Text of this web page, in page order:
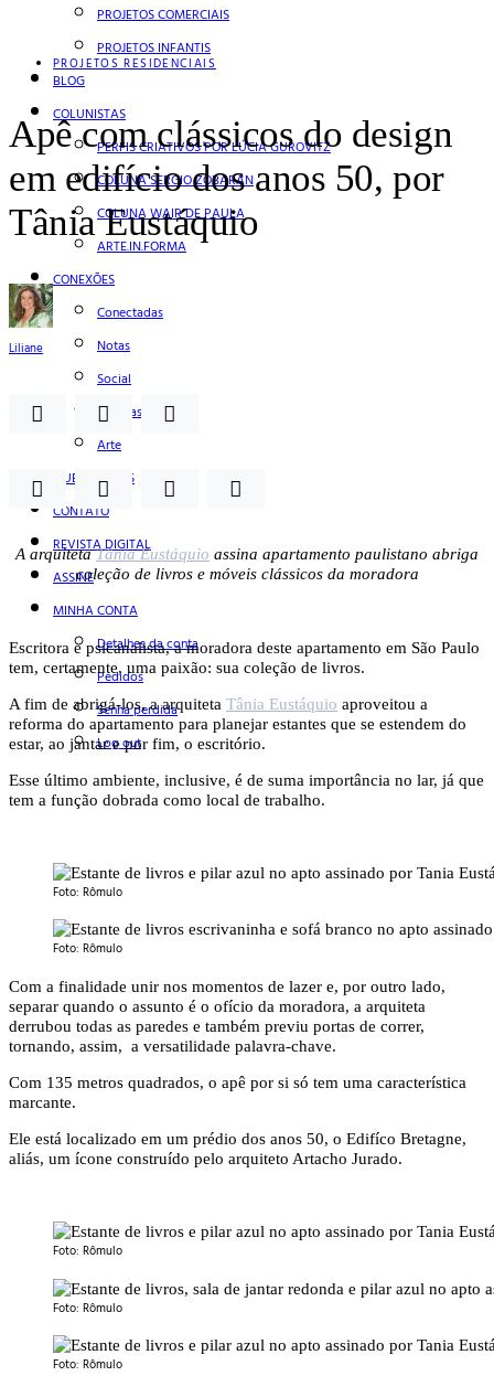
PROJETOS COMERCIAIS
PROJETOS INFANTIS
BLOG
COLUNISTAS
PERFIS CRIATIVOS POR LÚCIA GUROVITZ
COLUNA SERGIO ZOBARAN
COLUNA WAIR DE PAULA
ARTE.IN.FORMA
CONEXÕES
Conectadas
Notas
Social
Mostras
Arte
QUEM SOMOS
CONTATO
REVISTA DIGITAL
ASSINE
MINHA CONTA
Detalhes da conta
Pedidos
Senha perdida
Log out
PROJETOS RESIDENCIAIS
Apê com clássicos do design
em edifício dos anos 50, por
Tânia Eustáquio
Liliane
A arquitetaTânia Eustáquio assina apartamento paulistano abriga
coleção de livros e móveis clássicos da moradora
Escritora e psicanalista, a moradora deste apartamento em São Paulo
tem, certamente, uma paixão: sua coleção de livros.
A fim de abrigá-los, a arquiteta Tânia Eustáquio aproveitou a
reforma do apartamento para planejar estantes que se estendem do
estar, ao jantar e por fim, o escritório.
Esse último ambiente, inclusive, é de suma importância no lar, já que
tem a função dobrada como local de trabalho.
Foto: Rômulo
Foto: Rômulo
Com a finalidade unir nos momentos de lazer e, por outro lado,
separar quando o assunto é o ofício da moradora, a arquiteta
derrubou todas as paredes e também previu portas de correr,
tornando, assim, a versatilidade palavra-chave.
Com 135 metros quadrados, o apê por si só tem uma característica
marcante.
Ele está localizado em um prédio dos anos 50, o Edifíco Bretagne,
aliás, um ícone construído pelo arquiteto Artacho Jurado.
Foto: Rômulo
Foto: Rômulo
Foto: Rômulo